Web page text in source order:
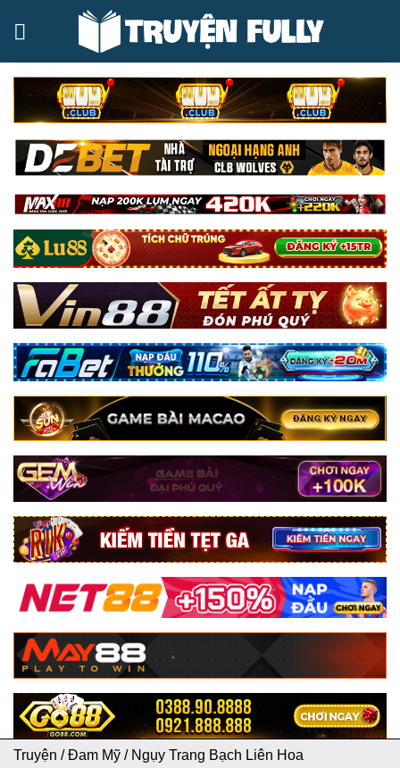
Truyện /Đam Mỹ / Ngụy Trang Bạch Liên Hoa